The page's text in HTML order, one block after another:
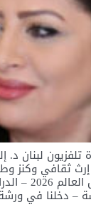
لبنان د.
إرث ثقافي وكنز
لنقل مباريات
– دخلنا في